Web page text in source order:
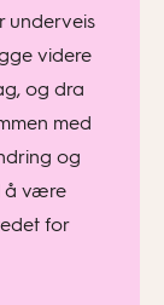
underveis
videre
og dra
med
og
å være
for